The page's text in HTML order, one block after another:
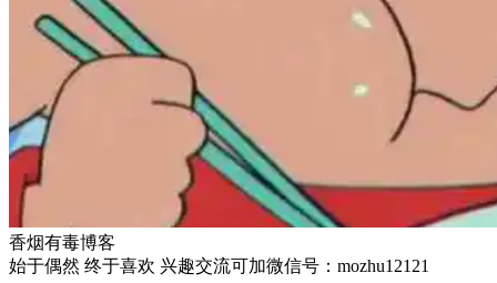
香烟有毒博客
始于偶然 终于喜欢 兴趣交流可加微信号：mozhu12121